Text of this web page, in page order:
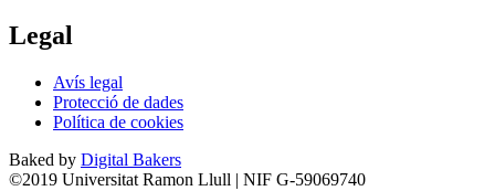
Legal
Avís legal
Protecció de dades
Política de cookies
Baked by Digital Bakers
©2019 Universitat Ramon Llull | NIF G-59069740